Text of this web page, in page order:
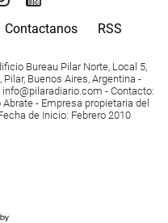
Contactanos RSS
Bureau Pilar Norte, Local 5,
Buenos Aires, Argentina -
info@pilaradiario.com - Contacto:
Abrate - Empresa propietaria del
de Inicio: Febrero 2010